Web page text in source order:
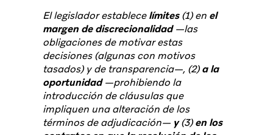
El legislador establecelímites(1) en el
margen de discrecionalidad—las
obligaciones de motivar estas
decisiones (algunas con motivos
tasados) y de transparencia—, (2)a la
oportunidad—prohibiendo la
introducción de cláusulas que
impliquen una alteración de los
términos de adjudicación— y(3)en los